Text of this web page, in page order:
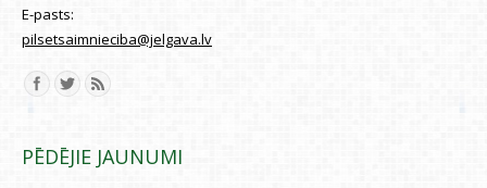
E-pasts:
pilsetsaimnieciba@jelgava.lv
Find us on:
PĒDĒJIE JAUNUMI